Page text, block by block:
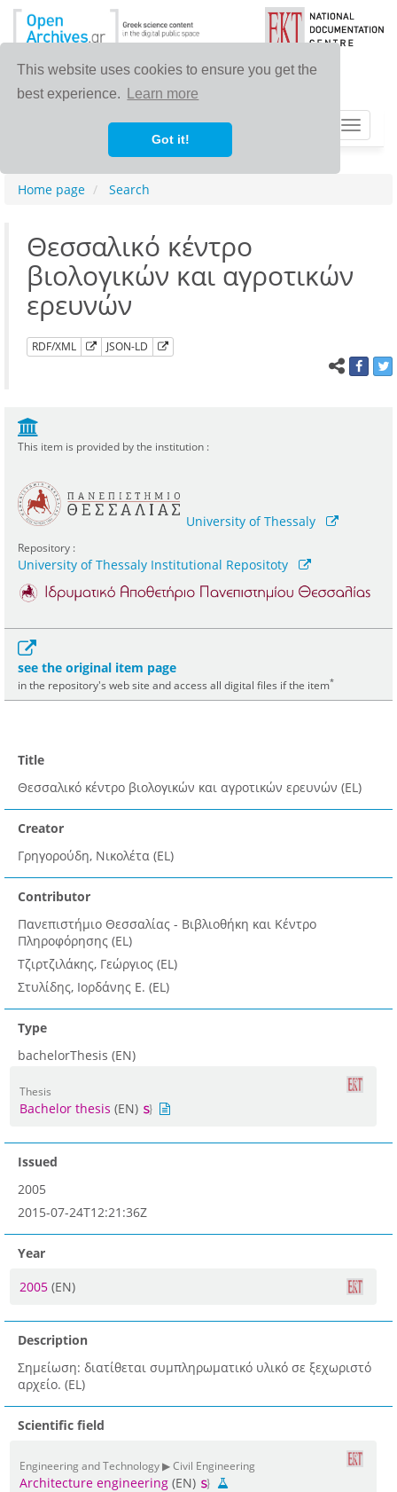
This website uses cookies to ensure you get the
best experience.
Learn more
Got it!
Toggle
Home page Search
Θεσσαλικό κέντρο
βιολογικών και αγροτικών
ερευνών
RDF/XML JSON-LD
This item is provided by the institution :
University of Thessaly
Repository :
University of Thessaly Institutional Repositoty
see the original item page
in the repository's web site and access all digital files if the item*
Title
Θεσσαλικό κέντρο βιολογικών και αγροτικών ερευνών (EL)
Creator
Γρηγορούδη, Νικολέτα (EL)
Contributor
Πανεπιστήμιο Θεσσαλίας - Βιβλιοθήκη και Κέντρο
Πληροφόρησης (EL)
Τζιρτζιλάκης, Γεώργιος (EL)
Στυλίδης, Ιορδάνης Ε. (EL)
Type
bachelorThesis (EN)
Thesis
Bachelor thesis (EN)
Issued
2005
2015-07-24T12:21:36Z
Year
2005 (EN)
Description
Σημείωση: διατίθεται συμπληρωματικό υλικό σε ξεχωριστό
αρχείο. (EL)
Scientific field
Engineering and Technology ▶ Civil Engineering
Architecture engineering (EN)